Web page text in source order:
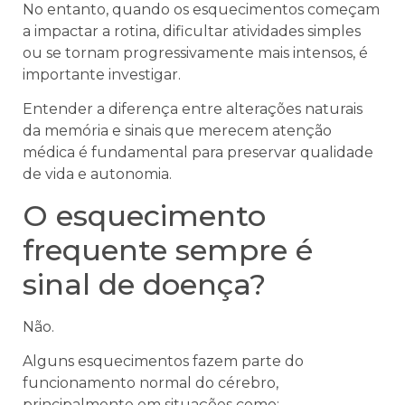
No entanto, quando os esquecimentos começam
a impactar a rotina, dificultar atividades simples
ou se tornam progressivamente mais intensos, é
importante investigar.
Entender a diferença entre alterações naturais
da memória e sinais que merecem atenção
médica é fundamental para preservar qualidade
de vida e autonomia.
O esquecimento
frequente sempre é
sinal de doença?
Não.
Alguns esquecimentos fazem parte do
funcionamento normal do cérebro,